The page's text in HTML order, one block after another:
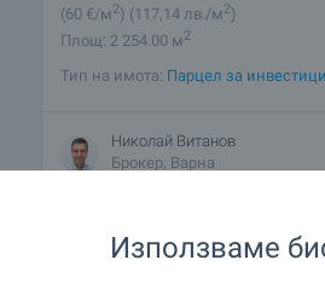
(60 €/м2) (117,14 лв./м2)
Площ: 2 254.00 м2
Тип на имота: Парцел за
Николай Витанов
Брокер, Варна
Използваме